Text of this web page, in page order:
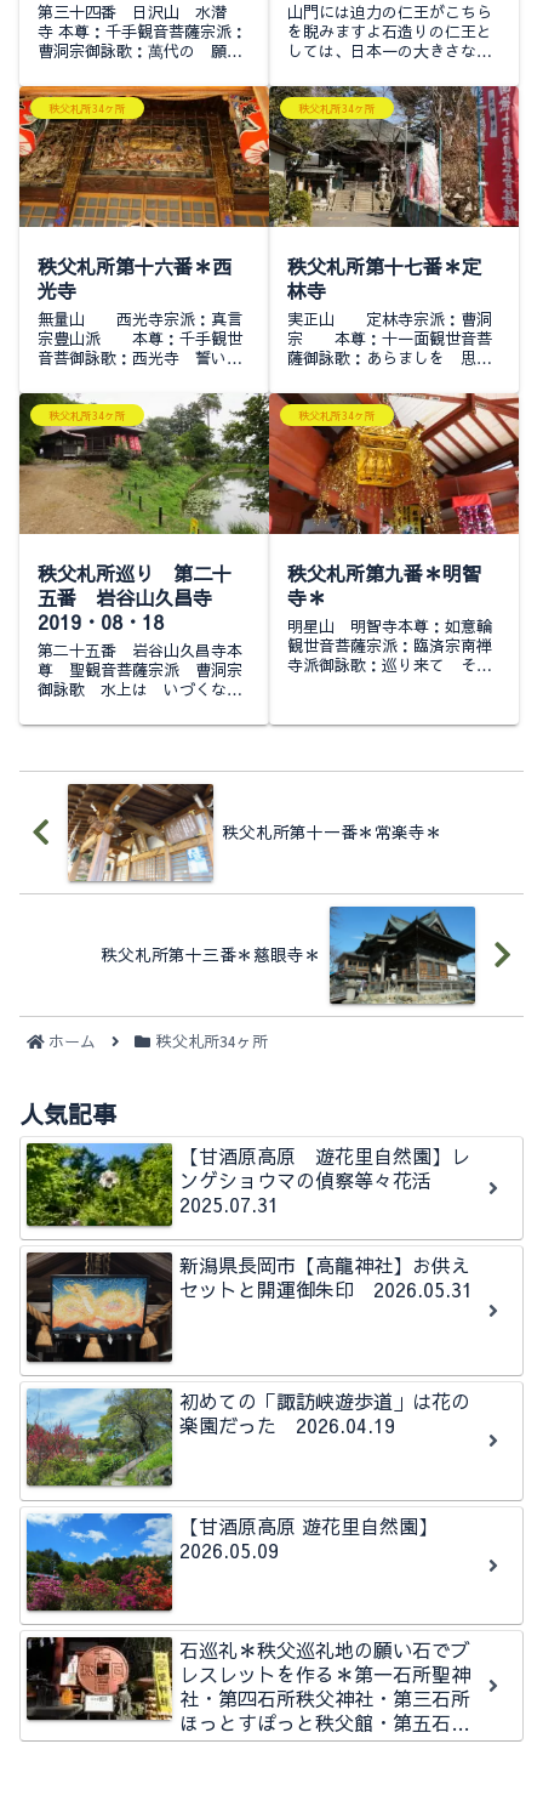
第三十四番 日沢山 水潜
寺 本尊：千手観音菩薩宗派：
曹洞宗御詠歌：萬代の 願ひ
り出ずる水かないよいよ秩父
３４札所巡りもここで結願
だ！と、思いながらこの時は
参拝していました今年...
山門には迫力の仁王がこちら
を睨みますよ石造りの仁王と
しては、日本一の大きさなん
けだ山門をくぐると大きな手
この手形も石造りでは日本一
だとかこれから300段近い階
段です杖が置いて...
秩父札所34ヶ所
秩父札所第十六番＊西
光寺
無量山 西光寺宗派：真言
宗豊山派 本尊：千手観世
音菩御詠歌：西光寺 誓いを
は 西とこそ聞け 山門 手水
舎 金毘羅大権現 札堂現在の
本堂が立つ前はこちらが本尊
を祀った観音堂で...
秩父札所34ヶ所
秩父札所第十七番＊定
林寺
実正山 定林寺宗派：曹洞
宗 本尊：十一面観世音菩
薩御詠歌：あらましを 思ひ
づ ゆめぞさめける 百観音
尊容の梵鐘梵鐘には西国、坂
東、秩父百観音のご本尊と御
詠歌が刻まれ現在の...
秩父札所34ヶ所
秩父札所巡り 第二十
五番 岩谷山久昌寺
2019・08・18
第二十五番 岩谷山久昌寺本
尊 聖観音菩薩宗派 曹洞宗
御詠歌 水上は いづくなる
日かがやくもうすぐ正午、納
時間になってしまうので少し
慌ただし...
秩父札所34ヶ所
秩父札所第九番＊明智
寺＊
明星山 明智寺本尊：如意輪
観世音菩薩宗派：臨済宗南禅
寺派御詠歌：巡り来て その
見える秩父の要塞のセメント
秩父札所第十一番＊常楽寺＊
秩父札所第十三番＊慈眼寺＊
ホーム 秩父札所34ヶ所
人気記事
【甘酒原高原 遊花里自然園】レ
ンゲショウマの偵察等々花活
2025.07.31
新潟県長岡市【高龍神社】お供え
セットと開運御朱印 2026.05.31
初めての「諏訪峡遊歩道」は花の
楽園だった 2026.04.19
【甘酒原高原 遊花里自然園】
2026.05.09
石巡礼＊秩父巡礼地の願い石でブ
レスレットを作る＊第一石所聖神
社・第四石所秩父神社・第三石所
ほっとすぽっと秩父館・第五石所
秩父今宮神社石所